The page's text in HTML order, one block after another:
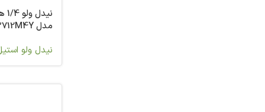
مدل 3712M4Y
نیدل ولو